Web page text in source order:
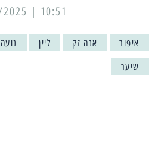
10:51 | 13/02/2025
איפור אנה זק ליין
שיער